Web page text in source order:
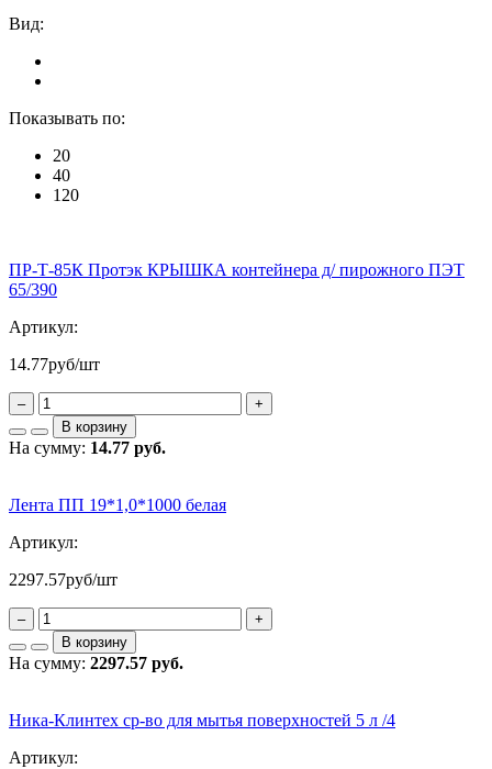
Вид:
Показывать по:
20
40
120
ПР-Т-85К Протэк КРЫШКА контейнера д/ пирожного ПЭТ
65/390
Артикул:
14.77руб/шт
–
+
В корзину
На сумму: 14.77 руб.
Лента ПП 19*1,0*1000 белая
Артикул:
2297.57руб/шт
–
+
В корзину
На сумму: 2297.57 руб.
Ника-Клинтех ср-во для мытья поверхностей 5 л /4
Артикул: